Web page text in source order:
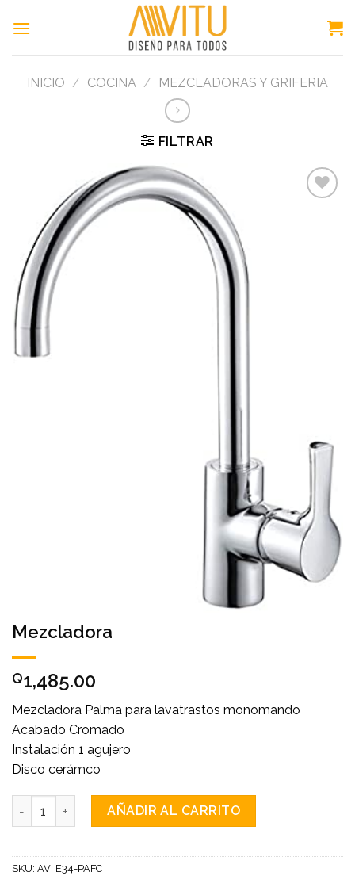
INICIO / COCINA / MEZCLADORAS Y GRIFERIA
FILTRAR
Mezcladora
Q1,485.00
Mezcladora Palma para lavatrastos monomando
Acabado Cromado
Instalación 1 agujero
Disco cerámco
Mezcladora cantidadAÑADIR AL CARRITO
SKU: AVI E34-PAFC